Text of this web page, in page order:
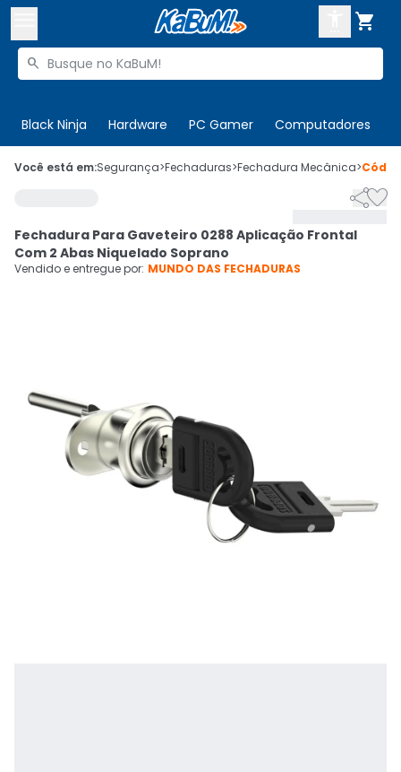

Buscar produtos

Black Ninja Hardware PC Gamer Computadores
 Olá. Acesse sua conta
Cupons
CADASTRE-SE
Você está em:Segurança>Fechaduras>Fechadura Mecânica>

Fechadura Para Gaveteiro 0288 Aplicação Frontal
Com 2 Abas Niquelado Soprano
Vendido e entregue por: MUNDO DAS FECHADURAS